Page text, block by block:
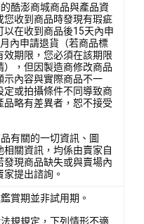
酷澎商城商品與產品資
您收到商品時發現有瑕疵
以在收到商品後15天內申
內申請退貨（若商品標
效期限，您必須在該期限
），但因製造商修改商品
示內容與實際商品不一
定或拍攝條件不同導致商
品略有差異者，恕不接受
有關的一切資訊、圖
相關資訊，均係由賣家自
發現商品缺失或與賣場內
提出諮詢。
賞期並非試用期。
規規定，下列情形不適